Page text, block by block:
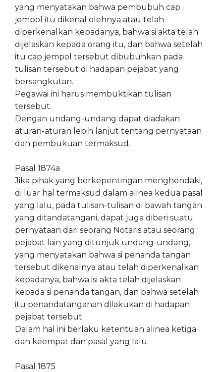
yang menyatakan bahwa pembubuh cap
jempol itu dikenal olehnya atau telah
diperkenalkan kepadanya, bahwa si akta telah
dijelaskan kepada orang itu, dan bahwa setelah
itu cap jempol tersebut dibubuhkan pada
tulisan tersebut di hadapan pejabat yang
bersangkutan.
Pegawai ini harus membuktikan tulisan
tersebut.
Dengan undang-undang dapat diadakan
aturan-aturan lebih lanjut tentang pernyataan
dan pembukuan termaksud.
Pasal 1874a
Jika pihak yang berkepentingan menghendaki,
di luar hal termaksud dalam alinea kedua pasal
yang lalu, pada tulisan-tulisan di bawah tangan
yang ditandatangani, dapat juga diberi suatu
pernyataan dari seorang Notaris atau seorang
pejabat lain yang ditunjuk undang-undang,
yang menyatakan bahwa si penanda tangan
tersebut dikenalnya atau telah diperkenalkan
kepadanya, bahwa isi akta telah dijelaskan
kepada si penanda tangan, dan bahwa setelah
itu penandatanganan dilakukan di hadapan
pejabat tersebut.
Dalam hal ini berlaku ketentuan alinea ketiga
dan keempat dan pasal yang lalu.
Pasal 1875